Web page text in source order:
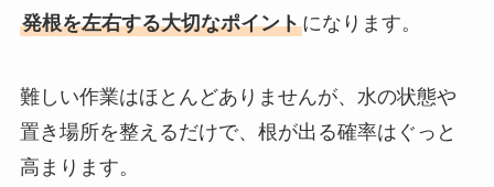
発根を左右する大切なポイントになります。
難しい作業はほとんどありませんが、水の状態や
置き場所を整えるだけで、根が出る確率はぐっと
高まります。